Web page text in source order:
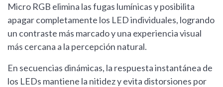
Micro RGB elimina las fugas lumínicas y posibilita
apagar completamente los LED individuales, logrando
un contraste más marcado y una experiencia visual
más cercana a la percepción natural.
En secuencias dinámicas, la respuesta instantánea de
los LEDs mantiene la nitidez y evita distorsiones por